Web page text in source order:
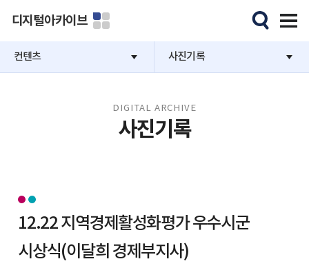
디지털아카이브
컨텐츠 사진기록
DIGITAL ARCHIVE
사진기록
12.22 지역경제활성화평가 우수시군
시상식(이달희 경제부지사)